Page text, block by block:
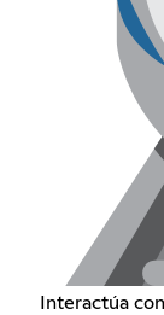
Interactúa